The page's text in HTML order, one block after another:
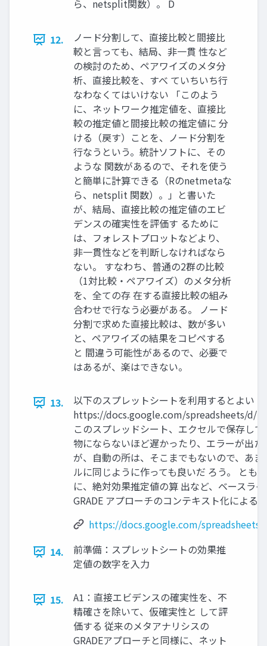
ら、netsplit関数）。 D
12.
ノード分割して、直接比較と間接比
較と言っても、結局、非一貫 性など
の検討のため、ペアワイズのメタ分
析、直接比較を、すべ ていちいち行
なわなくてはいけない 「このよう
に、ネットワーク推定値を、直接比
較の推定値と間接比較の推定値に 分
ける（戻す）ことを、ノード分割を
行なうという。統計ソフトに、その
ような 関数があるので、それを使う
と簡単に計算できる（Rのnetmetaな
ら、netsplit 関数）。」と書いた
が、結局、直接比較の推定値のエビ
デンスの確実性を評価す るために
は、フォレストプロットなどより、
非一貫性などを判断しなければなら
ない。 すなわち、普通の2群の比較
（1対比較・ペアワイズ）のメタ分析
を、全ての存 在する直接比較の組み
合わせで行なう必要がある。 ノード
分割で求めた直接比較は、数が多い
と、ペアワイズの結果をコピペする
と 間違う可能性があるので、必要で
はあるが、楽はできない。
13.
以下のスプレットシートを利用するとよい
https://docs.google.com/spreadsheets/d/
このスプレッドシート、エクセルで保存し
物にならないほど遅かったり、エラーが出
が、自動の所は、そこまでもないので、あ
ルに同じように作っても良いだ ろう。 とも
に、絶対効果推定値の算 出など、ベースラ
GRADE アプローチのコンテキスト化によ
https://docs.google.com/spreadsheets/
14.
前準備：スプレットシートの効果推
定値の数字を入力
15.
A1：直接エビデンスの確実性を、不
精確さを除いて、仮確実性と して評
価する 従来のメタアナリシスの
GRADEアプローチと同様に、ネット